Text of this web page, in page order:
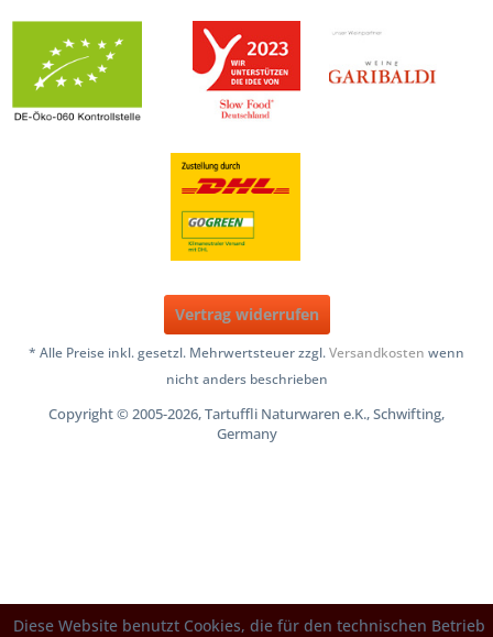
Vertrag widerrufen
* Alle Preise inkl. gesetzl. Mehrwertsteuer zzgl.Versandkosten wenn
nicht anders beschrieben
Copyright © 2005-2026, Tartuffli Naturwaren e.K., Schwifting,
Germany
Diese Website benutzt Cookies, die für den technischen Betrieb